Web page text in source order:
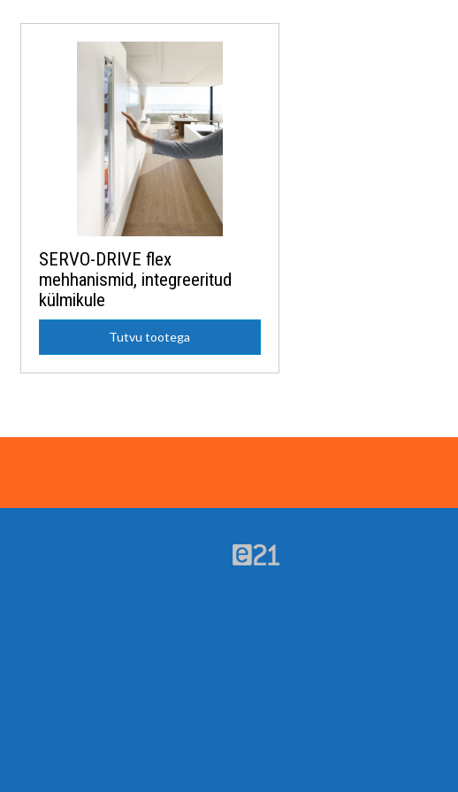
SERVO-DRIVE flex
mehhanismid, integreeritud
külmikule
Tutvu tootega